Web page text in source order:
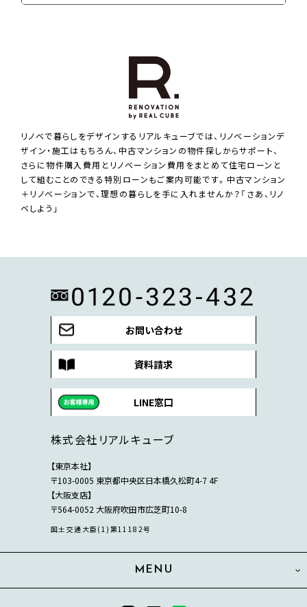
リノベで暮らしをデザインするリアルキューブでは、リノベーションデ
ザイン・施工はもちろん、中古マンションの物件探しからサポート、
さらに物件購入費用とリノベーション費用をまとめて住宅ローンと
して組むことのできる特別ローンもご案内可能です。中古マンション
＋リノベーションで、理想の暮らしを手に入れませんか？「さあ、リノ
ベしよう」
お問い合わせ
資料請求
LINE窓口
株式会社リアルキューブ
【東京本社】
〒103-0005 東京都中央区日本橋久松町4-7 4F
【大阪支店】
〒564-0052 大阪府吹田市広芝町10-8
国土交通大臣(1)第11182号
MENU